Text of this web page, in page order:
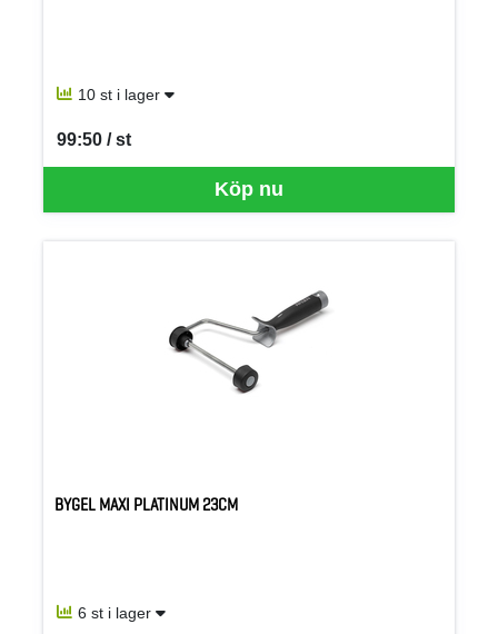
10 st i lager
Köp nu
99:50 / st
SEK per ST
BYGEL MAXI PLATINUM 23CM
6 st i lager